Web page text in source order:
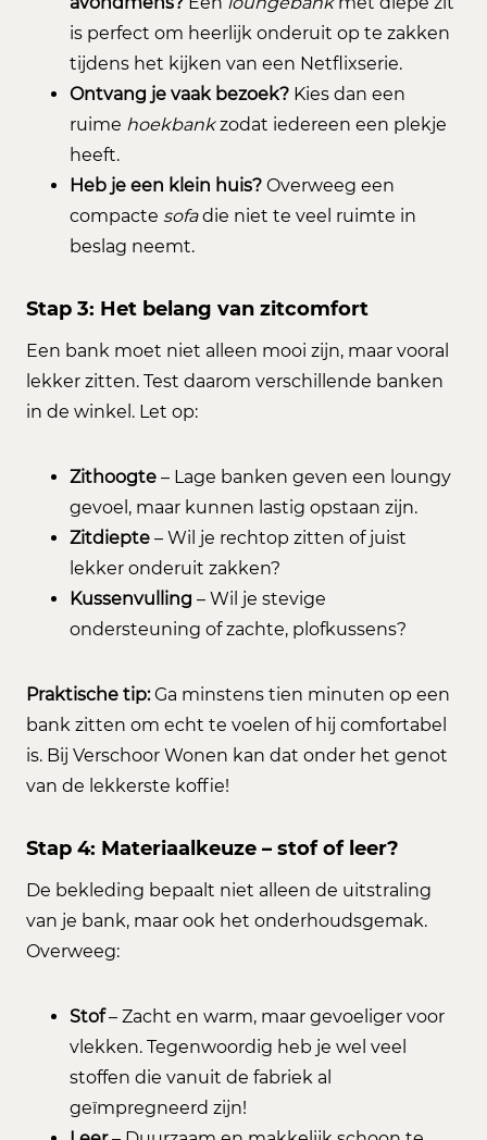
is perfect om heerlijk onderuit op te zakken
tijdens het kijken van een Netflixserie.
Ontvang je vaak bezoek? Kies dan een
ruime hoekbankzodat iedereen een plekje
heeft.
Heb je een klein huis? Overweeg een
compacte sofadie niet te veel ruimte in
beslag neemt.
Stap 3: Het belang van zitcomfort
Een bank moet niet alleen mooi zijn, maar vooral
lekker zitten. Test daarom verschillende banken
in de winkel. Let op:
Zithoogte – Lage banken geven een loungy
gevoel, maar kunnen lastig opstaan zijn.
Zitdiepte – Wil je rechtop zitten of juist
lekker onderuit zakken?
Kussenvulling – Wil je stevige
ondersteuning of zachte, plofkussens?
Praktische tip:Ga minstens tien minuten op een
bank zitten om echt te voelen of hij comfortabel
is. Bij Verschoor Wonen kan dat onder het genot
van de lekkerste koffie!
Stap 4: Materiaalkeuze – stof of leer?
De bekleding bepaalt niet alleen de uitstraling
van je bank, maar ook het onderhoudsgemak.
Overweeg:
Stof– Zacht en warm, maar gevoeliger voor
vlekken. Tegenwoordig heb je wel veel
stoffen die vanuit de fabriek al
geïmpregneerd zijn!